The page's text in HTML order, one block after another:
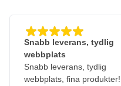
Snabb leverans, tydlig
webbplats
Snabb leverans, tydlig
webbplats, fina produkter!